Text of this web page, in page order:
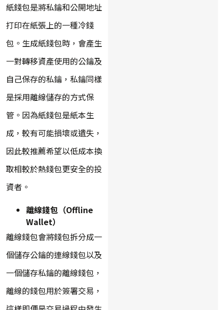
紙錢包是將私鑰和公開地址
打印在紙張上的一種冷錢
包。生成紙錢包時，會產生
一對轉移資產使用的公鑰及
自己保存的私鑰，私鑰同樣
是採用離線儲存的方式保
管。因為紙錢包是紙本生
成，較有可能損壞或遺失，
因此較推薦希望以低成本換
取相較於熱錢包更安全的投
資者。
離線錢包（Offline
Wallet）
離線錢包會將錢包拆分成一
個儲存公鑰的連線錢包以及
一個儲存私鑰的離線錢包，
離線的錢包用於簽署交易，